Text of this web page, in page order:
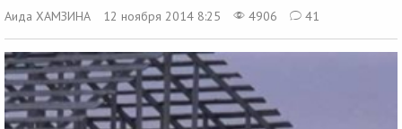
Аида ХАМЗИНА
12 ноября 2014 8:25 4906 41